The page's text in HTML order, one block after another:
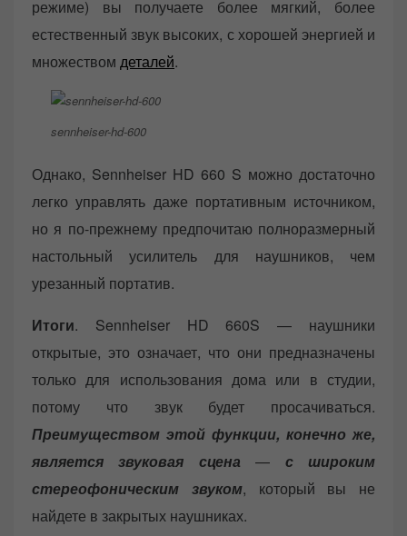
режиме) вы получаете более мягкий, более
естественный звук высоких, с хорошей энергией и
множеством деталей.
sennheiser-hd-600
Однако, Sennheiser HD 660 S можно достаточно
легко управлять даже портативным источником,
но я по-прежнему предпочитаю полноразмерный
настольный усилитель для наушников, чем
урезанный портатив.
Итоги. Sennheiser HD 660S — наушники
открытые, это означает, что они предназначены
только для использования дома или в студии,
потому что звук будет просачиваться.
Преимуществом этой функции, конечно же,
является звуковая сцена— с широким
стереофоническим звуком, который вы не
найдете в закрытых наушниках.